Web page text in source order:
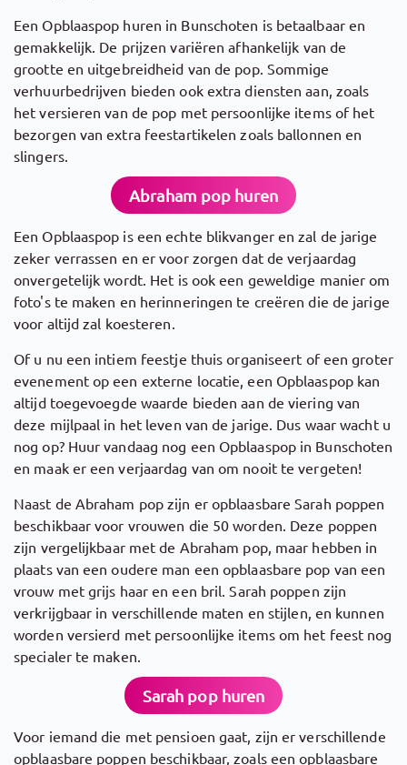
Een Opblaaspop huren in Bunschoten is betaalbaar en
gemakkelijk. De prijzen variëren afhankelijk van de
grootte en uitgebreidheid van de pop. Sommige
verhuurbedrijven bieden ook extra diensten aan, zoals
het versieren van de pop met persoonlijke items of het
bezorgen van extra feestartikelen zoals ballonnen en
slingers.
Abraham pop huren
Een Opblaaspop is een echte blikvanger en zal de jarige
zeker verrassen en er voor zorgen dat de verjaardag
onvergetelijk wordt. Het is ook een geweldige manier om
foto's te maken en herinneringen te creëren die de jarige
voor altijd zal koesteren.
Of u nu een intiem feestje thuis organiseert of een groter
evenement op een externe locatie, een Opblaaspop kan
altijd toegevoegde waarde bieden aan de viering van
deze mijlpaal in het leven van de jarige. Dus waar wacht u
nog op? Huur vandaag nog een Opblaaspop in Bunschoten
en maak er een verjaardag van om nooit te vergeten!
Naast de Abraham pop zijn er opblaasbare Sarah poppen
beschikbaar voor vrouwen die 50 worden. Deze poppen
zijn vergelijkbaar met de Abraham pop, maar hebben in
plaats van een oudere man een opblaasbare pop van een
vrouw met grijs haar en een bril. Sarah poppen zijn
verkrijgbaar in verschillende maten en stijlen, en kunnen
worden versierd met persoonlijke items om het feest nog
specialer te maken.
Sarah pop huren
Voor iemand die met pensioen gaat, zijn er verschillende
opblaasbare poppen beschikbaar, zoals een opblaasbare